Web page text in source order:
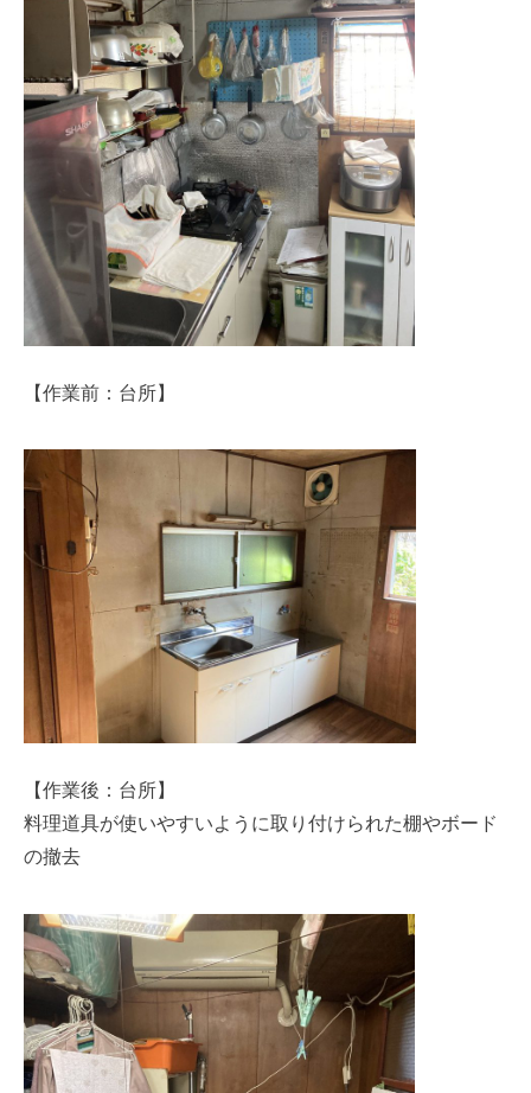
【作業前：台所】
【作業後：台所】
料理道具が使いやすいように取り付けられた棚やボード
の撤去